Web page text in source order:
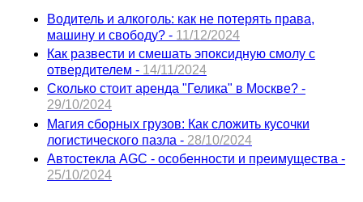
Водитель и алкоголь: как не потерять права,
машину и свободу? - 11/12/2024
Как развести и смешать эпоксидную смолу с
отвердителем - 14/11/2024
Сколько стоит аренда "Гелика" в Москве? -
29/10/2024
Магия сборных грузов: Как сложить кусочки
логистического пазла - 28/10/2024
Автостекла AGC - особенности и преимущества -
25/10/2024